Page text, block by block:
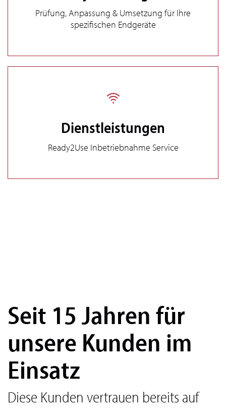
Prüfung, Anpassung & Umsetzung für Ihre
spezifischen Endgeräte
Dienstleistungen
Ready2Use Inbetriebnahme Service
Seit 15 Jahren für
unsere Kunden im
Einsatz
Diese Kunden vertrauen bereits auf